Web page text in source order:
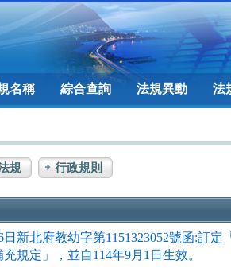
名稱 綜合查詢 法規異動 法
規 行政規則
日新北府教幼字第1151323052號函:訂
規定」，並自114年9月1日生效。